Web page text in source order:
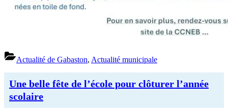
Actualité de Gabaston, Actualité municipale
Une belle fête de l’école pour clôturer l’année
scolaire